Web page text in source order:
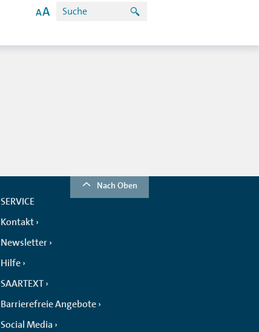
Nach Oben
SERVICE
Kontakt
Newsletter
Hilfe
SAARTEXT
Barrierefreie Angebote
Social Media